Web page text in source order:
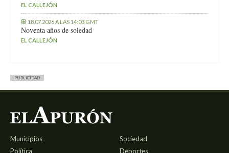
EL CALLEJÓN
18.07.2026 A LAS 14:03 GMT
Noventa años de soledad
EL CALLEJÓN
PUBLICIDAD
Municipios
Política
Sociedad
Deportes